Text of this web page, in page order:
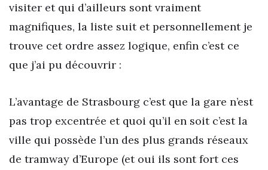
visiter et qui d’ailleurs sont vraiment
magnifiques, la liste suit et personnellement je
trouve cet ordre assez logique, enfin c’est ce
que j’ai pu découvrir :
L’avantage de Strasbourg c’est que la gare n’est
pas trop excentrée et quoi qu’il en soit c’est la
ville qui possède l’un des plus grands réseaux
de tramway d’Europe (et oui ils sont fort ces